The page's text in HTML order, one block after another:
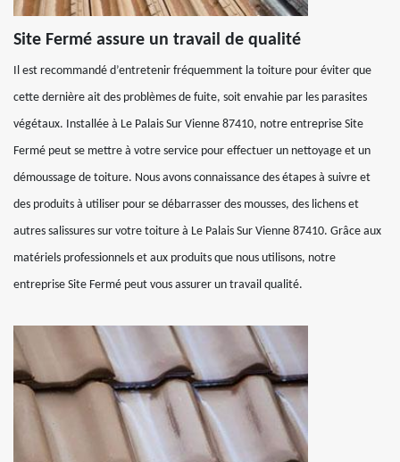
Site Fermé assure un travail de qualité
Il est recommandé d’entretenir fréquemment la toiture pour éviter que
cette dernière ait des problèmes de fuite, soit envahie par les parasites
végétaux. Installée à Le Palais Sur Vienne 87410, notre entreprise Site
Fermé peut se mettre à votre service pour effectuer un nettoyage et un
démoussage de toiture. Nous avons connaissance des étapes à suivre et
des produits à utiliser pour se débarrasser des mousses, des lichens et
autres salissures sur votre toiture à Le Palais Sur Vienne 87410. Grâce aux
matériels professionnels et aux produits que nous utilisons, notre
entreprise Site Fermé peut vous assurer un travail qualité.